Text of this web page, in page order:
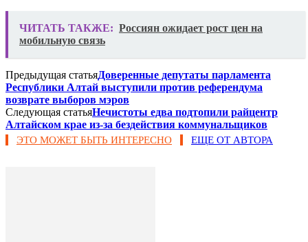
ЧИТАТЬ ТАКЖЕ: Россиян ожидает рост цен на
мобильную связь
Предыдущая статьяДоверенные депутаты парламента
Республики Алтай выступили против референдума
возврате выборов мэров
Следующая статьяНечистоты едва подтопили райцентр
Алтайском крае из-за бездействия коммунальщиков
ЭТО МОЖЕТ БЫТЬ ИНТЕРЕСНО ЕЩЕ ОТ АВТОРА